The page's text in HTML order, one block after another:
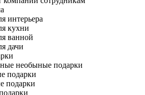
интерьера
кухни
ванной
дачи
необыные подарки
подарки
подарки